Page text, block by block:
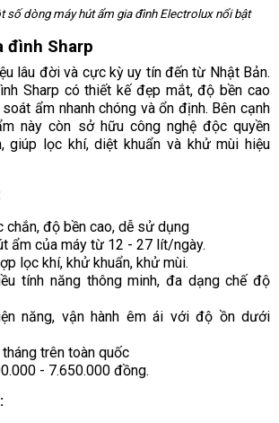
số dòng máy hút ẩm gia đình Electrolux nổi bật
đình Sharp
lâu đời và cực kỳ uy tín đến từ Nhật Bản.
Sharp có thiết kế đẹp mắt, độ bền cao
ẩm nhanh chóng và ổn định. Bên cạnh
này còn sở hữu công nghệ độc quyền
giúp lọc khí, diệt khuẩn và khử mùi hiệu
chắn, độ bền cao, dễ sử dụng
ẩm của máy từ 12 - 27 lít/ngày.
lọc khí, khử khuẩn, khử mùi.
tính năng thông minh, đa dạng chế độ
năng, vận hành êm ái với độ ồn dưới
trên toàn quốc
- 7.650.000 đồng.